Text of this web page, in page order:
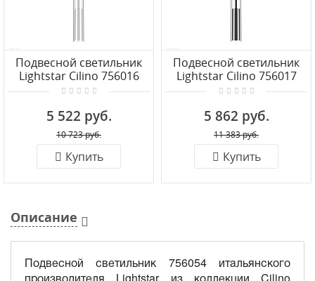
Подвесной светильник
Lightstar Cilino 756016
5 522 руб.
10 723 руб.
Купить
Подвесной светильник
Lightstar Cilino 756017
5 862 руб.
11 383 руб.
Купить
Описание
Подвесной светильник 756054 итальянского